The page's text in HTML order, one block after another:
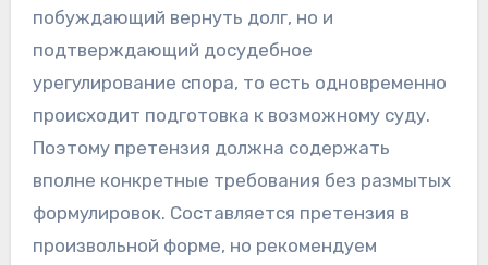
побуждающий вернуть долг, но и
подтверждающий досудебное
урегулирование спора, то есть одновременно
происходит подготовка к возможному суду.
Поэтому претензия должна содержать
вполне конкретные требования без размытых
формулировок. Составляется претензия в
произвольной форме, но рекомендуем